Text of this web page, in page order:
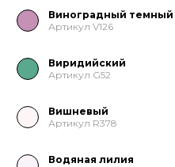
Виноградный темный
Артикул V126
Виридийский
Артикул G52
Вишневый
Артикул R378
Водяная лилия